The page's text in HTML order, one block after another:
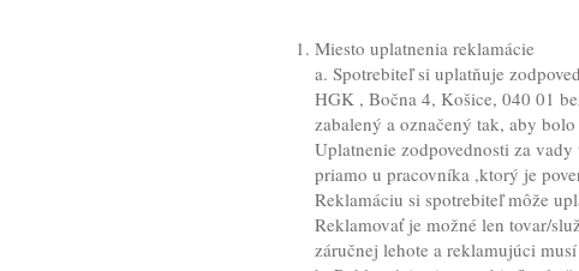
Miesto uplatnenia reklamácie
a. Spotrebiteľ si uplatňuje
HGK , Bočna 4, Košice, 040 01
zabalený a označený tak, aby
Uplatnenie zodpovednosti za
priamo u pracovníka ,ktorý je
Reklamáciu si spotrebiteľ môže
Reklamovať je možné len tovar/
záručnej lehote a reklamujúci